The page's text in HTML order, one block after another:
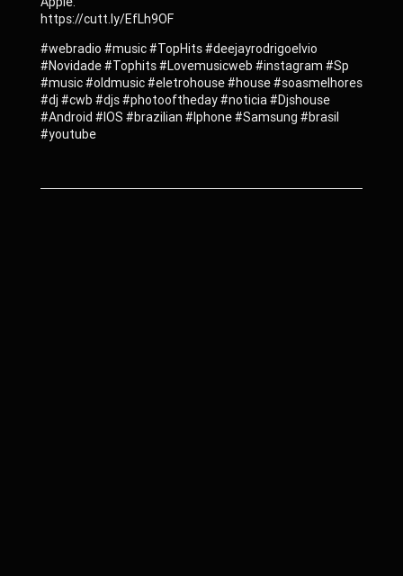
https://cutt.ly/EfLh9OF
#webradio #music #TopHits #deejayrodrigoelvio
#Novidade #Tophits #Lovemusicweb #instagram #Sp
#music #oldmusic #eletrohouse #house #soasmelhores
#dj #cwb #djs #photooftheday #noticia #Djshouse
#Android #IOS #brazilian #Iphone #Samsung #brasil
#youtube